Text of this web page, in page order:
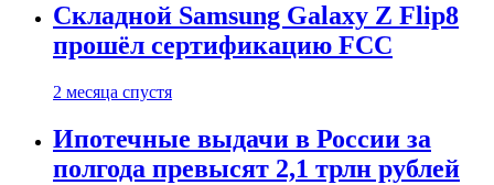
Складной Samsung Galaxy Z Flip8
прошёл сертификацию FCC
2 месяца спустя
Ипотечные выдачи в России за
полгода превысят 2,1 трлн рублей